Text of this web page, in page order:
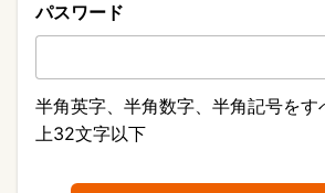
パスワード
半角英字、半角数字、半角記号を
上32文字以下